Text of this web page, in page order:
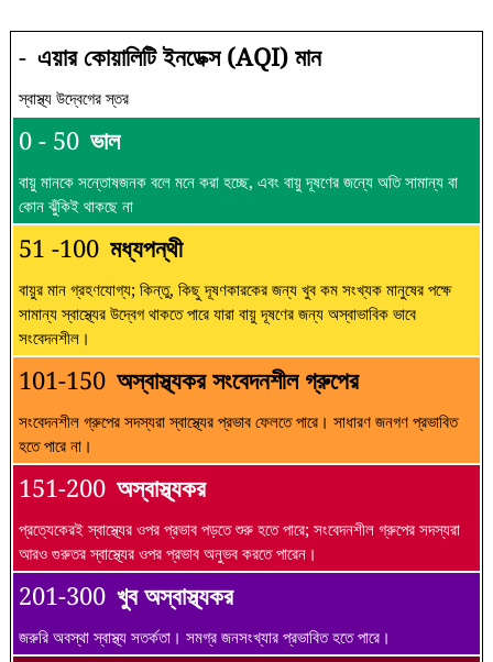
- এয়ার কোয়ালিটি ইনডেক্স (AQI) মান
স্বাস্থ্য উদ্বেগের স্তর
0 - 50 ভাল
বায়ু মানকে সন্তোষজনক বলে মনে করা হচ্ছে, এবং বায়ু দূষণের জন্যে অতি সামান্য বা
কোন ঝুঁকিই থাকছে না
51 -100 মধ্যপন্থী
বায়ুর মান গ্রহণযোগ্য; কিন্তু, কিছু দূষণকারকের জন্য খুব কম সংখ্যক মানুষের পক্ষে
সামান্য স্বাস্থ্যের উদ্বেগ থাকতে পারে যারা বায়ু দূষণের জন্য অস্বাভাবিক ভাবে
সংবেদনশীল।
101-150 অস্বাস্থ্যকর সংবেদনশীল গ্রুপের
সংবেদনশীল গ্রুপের সদস্যরা স্বাস্থ্যের প্রভাব ফেলতে পারে। সাধারণ জনগণ প্রভাবিত
হতে পারে না।
151-200 অস্বাস্থ্যকর
প্রত্যেকেরই স্বাস্থ্যের ওপর প্রভাব পড়তে শুরু হতে পারে; সংবেদনশীল গ্রুপের সদস্যরা
আরও গুরুতর স্বাস্থ্যের ওপর প্রভাব অনুভব করতে পারেন।
201-300 খুব অস্বাস্থ্যকর
জরুরি অবস্থা স্বাস্থ্য সতর্কতা। সমগ্র জনসংখ্যার প্রভাবিত হতে পারে।